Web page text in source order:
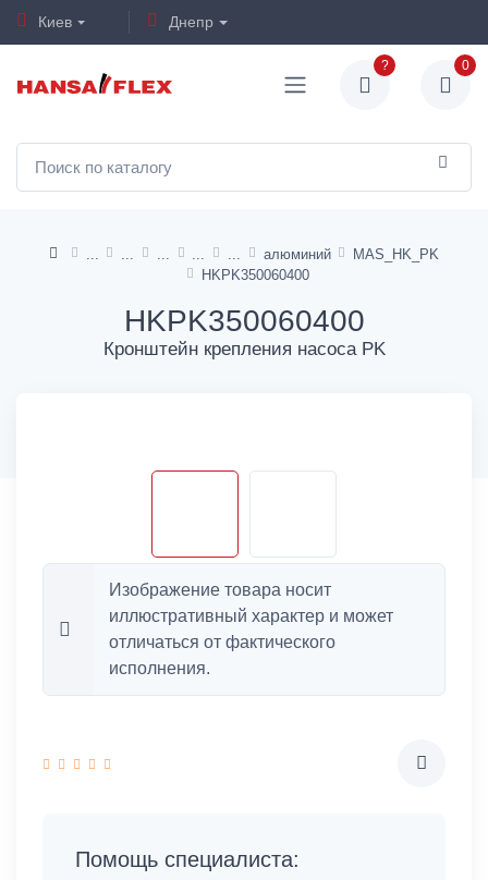
Киев Днепр
? 0
алюминий
MAS_HK_PK
HKPK350060400
HKPK350060400
Кронштейн крепления насоса PK
Изображение товара носит
иллюстративный характер и может
отличаться от фактического
исполнения.
Помощь специалиста: